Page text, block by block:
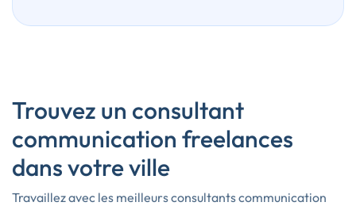
Trouvez un consultant
communication freelances
dans votre ville
Travaillez avec les meilleurs consultants communication